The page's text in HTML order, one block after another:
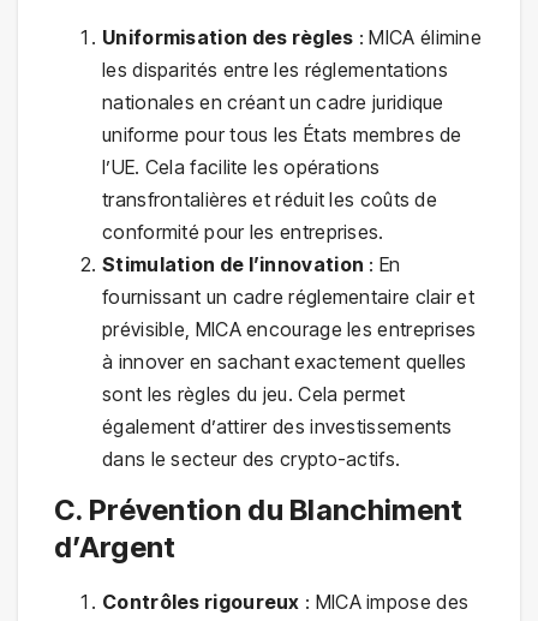
Uniformisation des règles : MICA élimine
les disparités entre les réglementations
nationales en créant un cadre juridique
uniforme pour tous les États membres de
l’UE. Cela facilite les opérations
transfrontalières et réduit les coûts de
conformité pour les entreprises.
Stimulation de l’innovation : En
fournissant un cadre réglementaire clair et
prévisible, MICA encourage les entreprises
à innover en sachant exactement quelles
sont les règles du jeu. Cela permet
également d’attirer des investissements
dans le secteur des crypto-actifs.
C. Prévention du Blanchiment
d’Argent
Contrôles rigoureux : MICA impose des